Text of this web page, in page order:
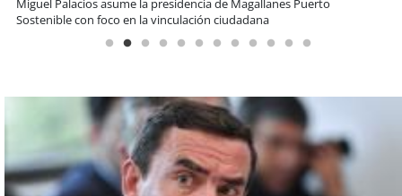
Estudiantes de la UCN desarrollan tecnología para modernizar la
operación de Ultraport Coquimbo